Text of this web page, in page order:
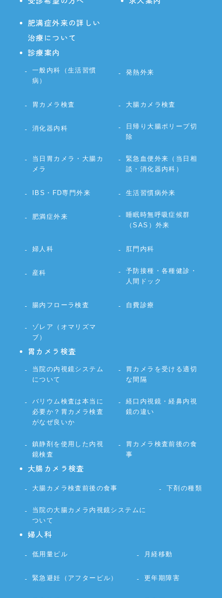
肥満症外来の詳しい
治療について
診療案内
一般内科（生活習慣
病）
発熱外来
胃カメラ検査 大腸カメラ検査
消化器内科
日帰り大腸ポリープ切
除
当日胃カメラ・大腸カ
メラ
緊急血便外来（当日相
談・消化器内科）
IBS・FD専門外来 生活習慣病外来
肥満症外来
睡眠時無呼吸症候群
（SAS）外来
婦人科 肛門内科
産科
予防接種・各種健診・
人間ドック
腸内フローラ検査 自費診療
ゾレア（オマリズマ
ブ）
胃カメラ検査
当院の内視鏡システム
について
胃カメラを受ける適切
な間隔
バリウム検査は本当に
必要か？胃カメラ検査
がなぜ良いか
経口内視鏡・経鼻内視
鏡の違い
鎮静剤を使用した内視
鏡検査
胃カメラ検査前後の食
事
大腸カメラ検査
大腸カメラ検査前後の食事 下剤の種類
当院の大腸カメラ内視鏡システムに
ついて
婦人科
低用量ピル 月経移動
緊急避妊（アフターピル） 更年期障害